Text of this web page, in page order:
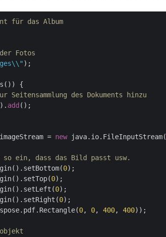
für das Album
Fotos
);
{
des Dokuments hinzu
add ();
=
new java.io.FileInputStream(
ein, dass das Bild passt usw.
0);
0);
0);
0);
0, 0, 400, 400));